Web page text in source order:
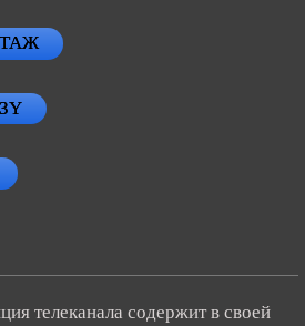
телеканала содержит в своей